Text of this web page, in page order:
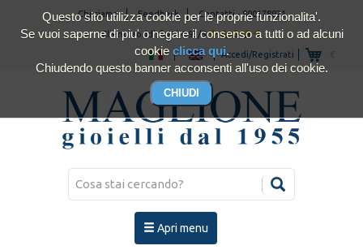
Chi siamo Feedback Contatti-800178921
Clienti soddisfatti 4.93/5
Accedi/Registrati
Apri menu
Questo sito utilizza cookie per le proprie funzionalita'.
Se vuoi saperne di piu' o negare il consenso a tutti o ad alcuni
cookie clicca qui.
Chiudendo questo banner acconsenti all'uso dei cookie.